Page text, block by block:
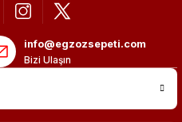
info@egzozsepeti.com
Bizi Ulaşın